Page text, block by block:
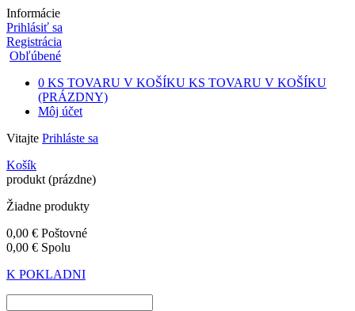
Informácie
Prihlásiť sa
Registrácia
Obľúbené
0 KS TOVARU V KOŠÍKU KS TOVARU V KOŠÍKU
(PRÁZDNY)
Môj účet
Vitajte Prihláste sa
Košík
produkt (prázdne)
Žiadne produkty
0,00 € Poštovné
0,00 € Spolu
K POKLADNI